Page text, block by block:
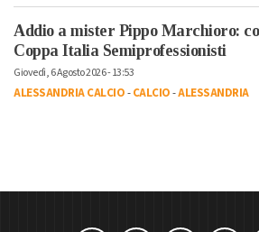
Addio a mister Pippo Marchioro:
Coppa Italia Semiprofessionisti
Giovedì, 6 Agosto 2026 - 13:53
ALESSANDRIA CALCIO-CALCIO-ALESSANDRIA